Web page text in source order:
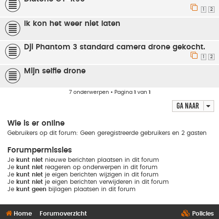
1 2
Ik kon het weer niet laten
Dji Phantom 3 standard camera drone gekocht.
2
Mijn selfie drone
7 onderwerpen • Pagina 1van 1
Ga naar
Wie is er online
Gebruikers op dit forum: Geen geregistreerde gebruikers en 2 gasten
Forumpermissies
Je kunt niet nieuwe berichten plaatsen in dit forum
Je kunt niet reageren op onderwerpen in dit forum
Je kunt niet je eigen berichten wijzigen in dit forum
Je kunt niet je eigen berichten verwijderen in dit forum
Je kunt geen bijlagen plaatsen in dit forum
Home Forumoverzicht Policies